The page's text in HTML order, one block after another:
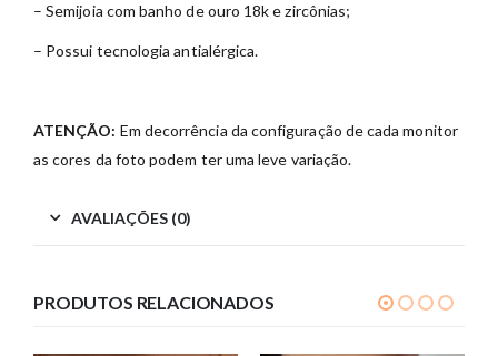
– Semijoia com banho de ouro 18k e zircônias;
– Possui tecnologia antialérgica.
ATENÇÃO: Em decorrência da configuração de cada monitor
as cores da foto podem ter uma leve variação.
AVALIAÇÕES (0)
PRODUTOS RELACIONADOS